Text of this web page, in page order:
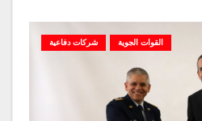
القوات الجوية شركات دفاعية